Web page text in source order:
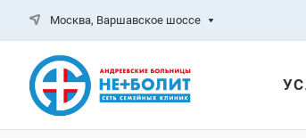
Москва, Варшавское шоссе